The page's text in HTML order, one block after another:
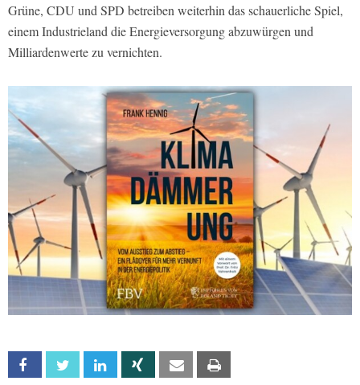
Grüne, CDU und SPD betreiben weiterhin das schauerliche Spiel,
einem Industrieland die Energieversorgung abzuwürgen und
Milliardenwerte zu vernichten.
Facebook Twitter Linkedin Xing Email